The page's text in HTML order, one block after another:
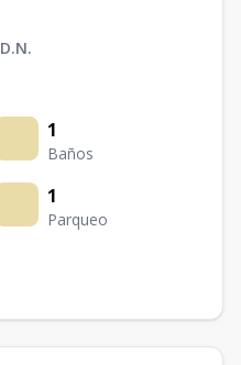
1
Baños
1
Parqueo